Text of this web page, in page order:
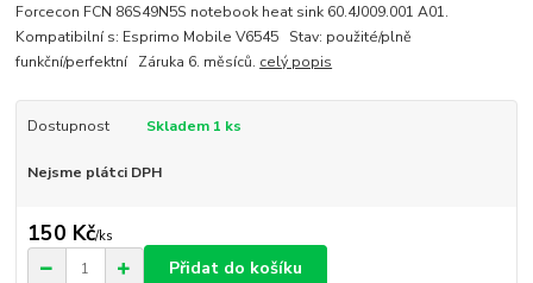
Forcecon FCN 86S49N5S notebook heat sink 60.4J009.001 A01.
Kompatibilní s: Esprimo Mobile V6545 Stav: použité/plně
funkční/perfektní Záruka 6. měsíců. celý popis
Dostupnost Skladem 1 ks
Nejsme plátci DPH
150 Kč/ks
Přidat do košíku